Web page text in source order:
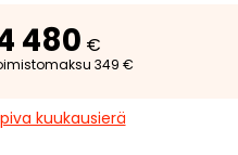
480 €
349 €
kuukausierä